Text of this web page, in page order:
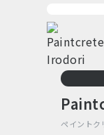
ペイントク